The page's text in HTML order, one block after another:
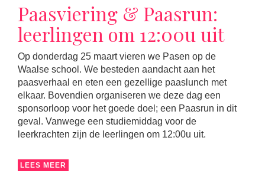
Paasviering & Paasrun:
leerlingen om 12:00u uit
Op donderdag 25 maart vieren we Pasen op de
Waalse school. We besteden aandacht aan het
paasverhaal en eten een gezellige paaslunch met
elkaar. Bovendien organiseren we deze dag een
sponsorloop voor het goede doel; een Paasrun in dit
geval. Vanwege een studiemiddag voor de
leerkrachten zijn de leerlingen om 12:00u uit.
LEES MEER